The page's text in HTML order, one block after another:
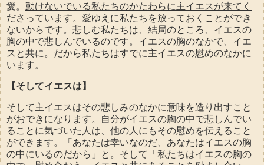
愛。 動けないでいる私たちのかたわらに主イエスが来てく
ださっています。 愛ゆえに私たちを放っておくことができ
ないからです。悲しむ私たちは、結局のところ、イエスの
胸の中で悲しんでいるのです。イエスの胸のなかで、イエ
スと共に。だから私たちはすでに主イエスの慰めのなかに
います。
【そしてイエスは】
そして主イエスはその悲しみのなかに意味を造り出すこと
がおできになります。自分がイエスの胸の中で悲しんでい
ることに気づいた人は、他の人にもその慰めを伝えること
ができます。「あなたは幸いなのだ、あなたはイエスの胸
の中にいるのだから」と。そして「私たちはイエスの胸の